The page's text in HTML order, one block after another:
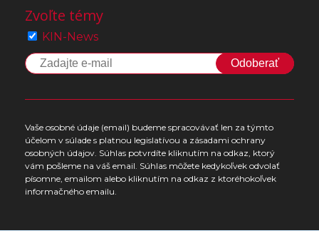
Zvoľte témy
KIN-News
Odoberať
Vaše osobné údaje (email) budeme spracovávať len za týmto
účelom v súlade s platnou legislatívou a zásadami ochrany
osobných údajov. Súhlas potvrdíte kliknutím na odkaz, ktorý
vám pošleme na váš email. Súhlas môžete kedykoľvek odvolať
písomne, emailom alebo kliknutím na odkaz z ktoréhokoľvek
informačného emailu.